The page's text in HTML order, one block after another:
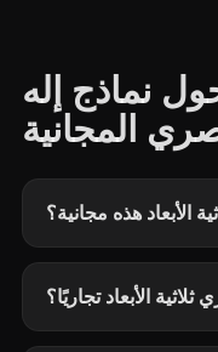
نماذج إله
المجانية
الأبعاد هذه مجانية؟
الأبعاد تجاريًا؟